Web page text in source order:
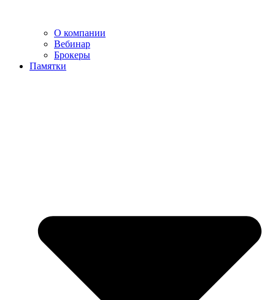
О компании
Вебинар
Брокеры
Памятки